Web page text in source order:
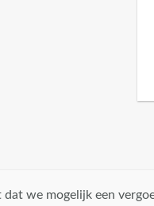
we mogelijk een